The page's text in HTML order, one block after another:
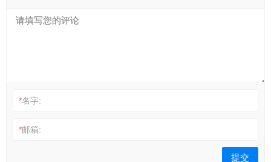
*名字:
*邮箱: